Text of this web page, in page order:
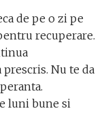
de pe o zi pe
recuperare.
Nu te da
luni bune si